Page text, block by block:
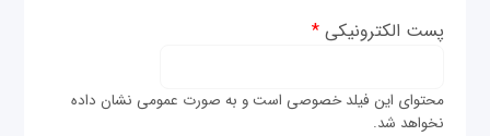
پست الکترونیکی*
محتوای این فیلد خصوصی است و به صورت عمومی نشان داده
نخواهد شد.